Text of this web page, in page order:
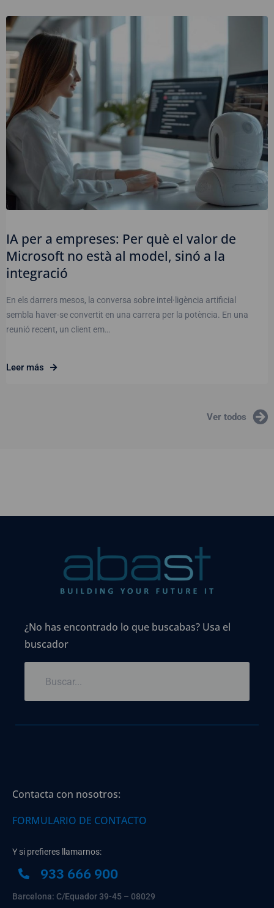
IA per a empreses: Per què el valor de
Microsoft no està al model, sinó a la
integració
En els darrers mesos, la conversa sobre intel·ligència artificial
sembla haver-se convertit en una carrera per la potència. En una
reunió recent, un client em…
Leer más
Ver todos
¿No has encontrado lo que buscabas? Usa el
buscador
Contacta con nosotros:
FORMULARIO DE CONTACTO
Y si prefieres llamarnos:
933 666 900
Barcelona: C/Equador 39-45 – 08029